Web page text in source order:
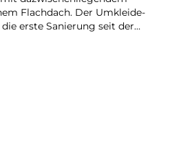
Flachdach. Der Umkleide-
erste Sanierung seit der…